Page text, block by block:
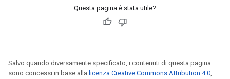
Questa pagina è stata utile?
Salvo quando diversamente specificato, i contenuti di questa pagina
sono concessi in base alla licenza Creative Commons Attribution 4.0,